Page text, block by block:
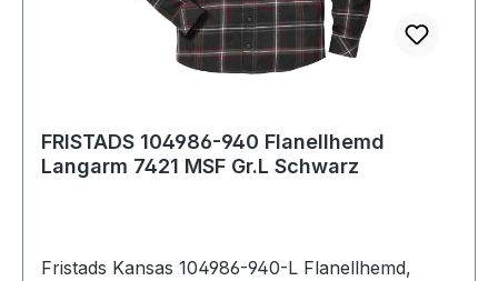
FRISTADS 104986-940 Flanellhemd
Langarm 7421 MSF Gr.L Schwarz
Fristads Kansas 104986-940-L Flanellhemd,